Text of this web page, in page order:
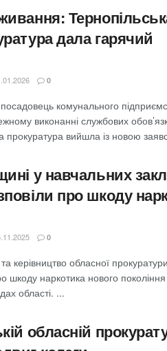
дала гарячий
0
комунального
виконанні службових
прокуратура вийшла із новою
у навчальних
про шкоду
0
керівництво обласної
шкоду наркотика нового
області. ...
обласній